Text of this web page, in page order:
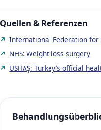
Quellen & Referenzen
International Federation for
NHS: Weight loss surgery
USHAŞ: Turkey’s official